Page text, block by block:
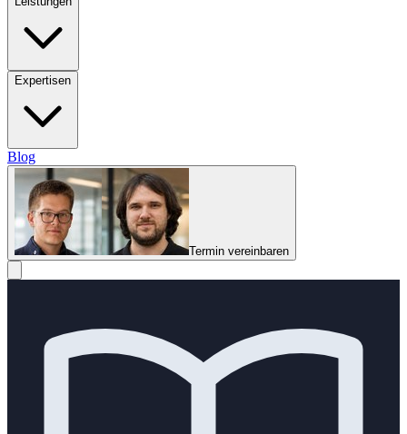
Expertisen
Blog
Termin vereinbaren